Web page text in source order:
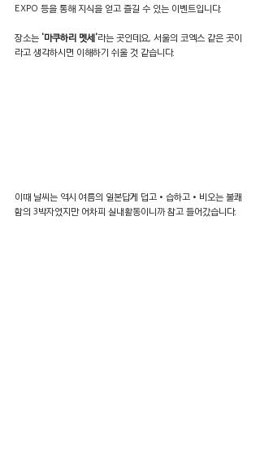
EXPO 등을 통해 지식을 얻고 즐길 수 있는 이벤트입니다.
장소는 '마쿠하리 멧세'라는 곳인데요, 서울의 코엑스 같은 곳이
라고 생각하시면 이해하기 쉬울 것 같습니다.
이때 날씨는 역시 여름의 일본답게 덥고•습하고•비오는 불쾌
함의 3박자였지만 어차피 실내활동이니까 참고 들어갔습니다.